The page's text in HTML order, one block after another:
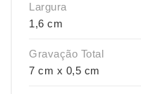
Largura
1,6 cm
Gravação Total
7 cm x 0,5 cm